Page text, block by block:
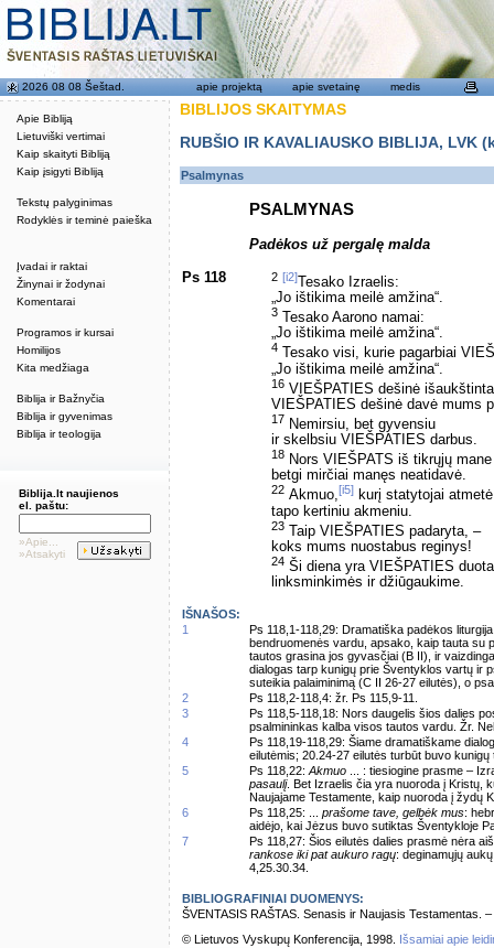
Apie Bibliją
Lietuviški vertimai
Kaip skaityti Bibliją
Kaip įsigyti Bibliją
Tekstų palyginimas
Rodyklės ir teminė paieška
Įvadai ir raktai
Žinynai ir žodynai
Komentarai
Programos ir kursai
Homilijos
Kita medžiaga
Biblija ir Bažnyčia
Biblija ir gyvenimas
Biblija ir teologija
2026 08 08 Šeštad. apie projektą apie svetainę medis
Biblija.lt naujienos
el. paštu:
»Apie...
»Atsakyti
BIBLIJOS SKAITYMAS
RUBŠIO IR KAVALIAUSKO BIBLIJA,
Psalmynas
PSALMYNAS
Padėkos už pergalę malda
Ps 118 2 [i2] Tesako Izraelis:
„Jo ištikima meilė amžina“.
3 Tesako Aarono namai:
„Jo ištikima meilė amžina“.
4 Tesako visi, kurie pagarbiai
„Jo ištikima meilė amžina“.
16 VIEŠPATIES dešinė
VIEŠPATIES dešinė davė mums
17 Nemirsiu, bet gyvensiu
ir skelbsiu VIEŠPATIES darbus.
18 Nors VIEŠPATS iš tikrųjų
betgi mirčiai manęs neatidavė.
22 Akmuo,[i5] kurį statytojai
tapo kertiniu akmeniu.
23 Taip VIEŠPATIES padaryta, –
koks mums nuostabus reginys!
24 Ši diena yra VIEŠPATIES
linksminkimės ir džiūgaukime.
IŠNAŠOS:
1
Ps 118,1-118,29: Dramatiška padėkos
bendruomenės vardu, apsako, kaip tauta su
tautos grasina jos gyvasčiai (B II), ir
dialogas tarp kunigų prie Šventyklos vartų ir
suteikia palaiminimą (C II 26-27 eilutės), o
2
Ps 118,2-118,4: žr. Ps 115,9-11.
3
Ps 118,5-118,18: Nors daugelis šios dalies
psalmininkas kalba visos tautos vardu. Žr.
4
Ps 118,19-118,29: Šiame dramatiškame
eilutėmis; 20.24-27 eilutės turbūt buvo kunigų
5
Ps 118,22: Akmuo ... : tiesiogine prasme –
pasaulį. Bet Izraelis čia yra nuoroda į Kristų,
Naujajame Testamente, kaip nuoroda į žydų
6
Ps 118,25: ... prašome tave, gelbėk mus:
aidėjo, kai Jėzus buvo sutiktas Šventykloje
7
Ps 118,27: Šios eilutės dalies prasmė nėra
rankose iki pat aukuro ragų: deginamųjų
4,25.30.34.
BIBLIOGRAFINIAI DUOMENYS:
ŠVENTASIS RAŠTAS. Senasis ir Naujasis Testamentas.
© Lietuvos Vyskupų Konferencija, 1998.
Išsamiai apie